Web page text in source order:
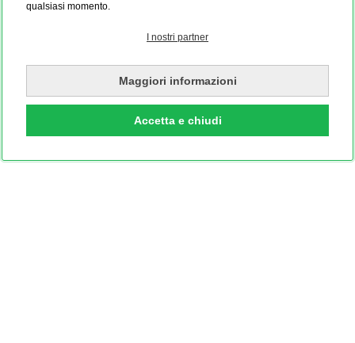
qualsiasi momento.
I nostri partner
Maggiori informazioni
Accetta e chiudi